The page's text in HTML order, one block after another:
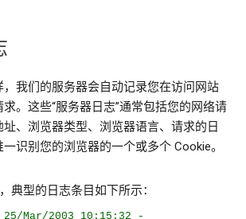
我们的服务器会自动记录您在访问网站
。这些“服务器日志”通常包括您的网络请
、浏览器类型、浏览器语言、请求的日
识别您的浏览器的一个或多个 Cookie。
典型的日志条目如下所示：
Mar/2003 10:15:32 -